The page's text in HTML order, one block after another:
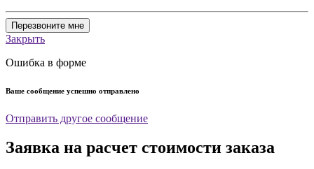
Перезвоните мне
Закрыть
Ошибка в форме
Ваше сообщение успешно отправлено
Отправить другое сообщение
Заявка на расчет стоимости заказа